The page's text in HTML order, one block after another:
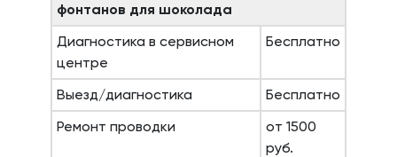
фонтанов для шоколада
Диагностика в сервисном
центре
Бесплатно
Выезд/диагностика
Бесплатно
Ремонт проводки
от 1500
руб.